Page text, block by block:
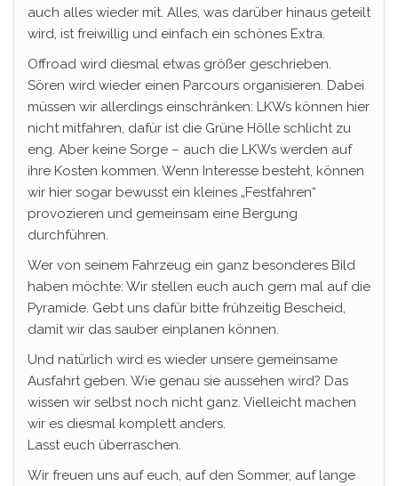
auch alles wieder mit. Alles, was darüber hinaus geteilt
wird, ist freiwillig und einfach ein schönes Extra.
Offroad wird diesmal etwas größer geschrieben.
Sören wird wieder einen Parcours organisieren. Dabei
müssen wir allerdings einschränken: LKWs können hier
nicht mitfahren, dafür ist die Grüne Hölle schlicht zu
eng. Aber keine Sorge – auch die LKWs werden auf
ihre Kosten kommen. Wenn Interesse besteht, können
wir hier sogar bewusst ein kleines „Festfahren“
provozieren und gemeinsam eine Bergung
durchführen.
Wer von seinem Fahrzeug ein ganz besonderes Bild
haben möchte: Wir stellen euch auch gern mal auf die
Pyramide. Gebt uns dafür bitte frühzeitig Bescheid,
damit wir das sauber einplanen können.
Und natürlich wird es wieder unsere gemeinsame
Ausfahrt geben. Wie genau sie aussehen wird? Das
wissen wir selbst noch nicht ganz. Vielleicht machen
wir es diesmal komplett anders.
Lasst euch überraschen.
Wir freuen uns auf euch, auf den Sommer, auf lange